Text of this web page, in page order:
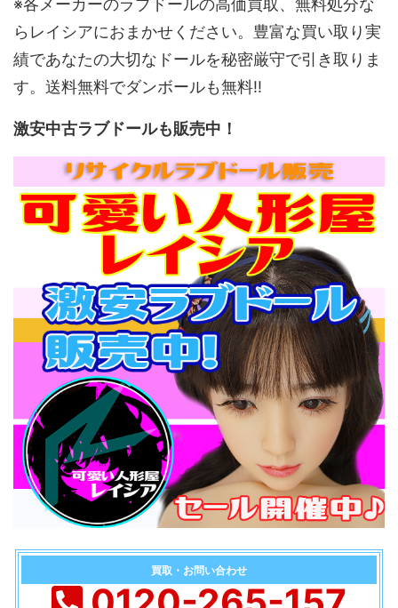
※各メーカーのラブドールの高価買取、無料処分な
らレイシアにおまかせください。豊富な買い取り実
績であなたの大切なドールを秘密厳守で引き取りま
す。送料無料でダンボールも無料!!
激安中古ラブドールも販売中！
買取・お問い合わせ